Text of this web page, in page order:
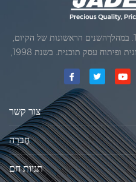
ג'אדברנוסדה בחודש יולי 1986. 1986. במהלךהשנים הראשונות של הקיום,
החברה שלנו מתקדמת חדשנות טכנולוגית ופיתוח עסק תוכנית. בשנת 1998,
כאשר הראשון של המוצרים שלנו
'בע"מהיה
צור קשר
חֶברָה
תגיות חם